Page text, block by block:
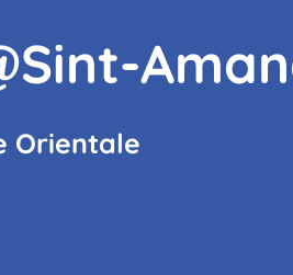
Orientale